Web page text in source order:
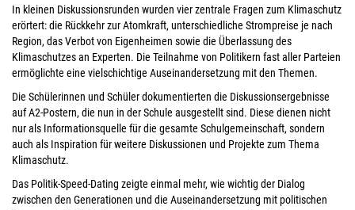
In kleinen Diskussionsrunden wurden vier zentrale Fragen zum Klimaschutz
erörtert: die Rückkehr zur Atomkraft, unterschiedliche Strompreise je nach
Region, das Verbot von Eigenheimen sowie die Überlassung des
Klimaschutzes an Experten. Die Teilnahme von Politikern fast aller Parteien
ermöglichte eine vielschichtige Auseinandersetzung mit den Themen.
Die Schülerinnen und Schüler dokumentierten die Diskussionsergebnisse
auf A2-Postern, die nun in der Schule ausgestellt sind. Diese dienen nicht
nur als Informationsquelle für die gesamte Schulgemeinschaft, sondern
auch als Inspiration für weitere Diskussionen und Projekte zum Thema
Klimaschutz.
Das Politik-Speed-Dating zeigte einmal mehr, wie wichtig der Dialog
zwischen den Generationen und die Auseinandersetzung mit politischen